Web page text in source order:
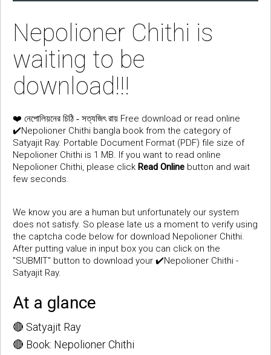
Nepolioner Chithi is
waiting to be
download!!!
❤️ নেপোলিয়নের চিঠি - সত্যজিৎ রায় Free download or read online
✔️Nepolioner Chithi bangla book from the category of
Satyajit Ray. Portable Document Format (PDF) file size of
Nepolioner Chithi is 1 MB. If you want to read online
Nepolioner Chithi, please click Read Online button and wait
few seconds.
We know you are a human but unfortunately our system
does not satisfy. So please late us a moment to verify using
the captcha code below for download Nepolioner Chithi.
After putting value in input box you can click on the
"SUBMIT" button to download your ✔️Nepolioner Chithi -
Satyajit Ray.
At a glance
🔴 Satyajit Ray
🔴 Book: Nepolioner Chithi